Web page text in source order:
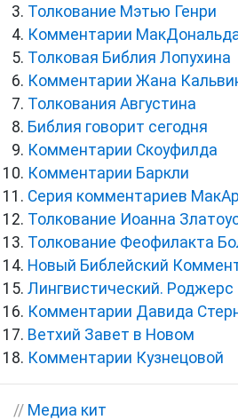
Толкование Мэтью Генри
Комментарии
Толковая Библия Лопухина
Комментарии Жана
Толкования Августина
Библия говорит сегодня
Комментарии Скоуфилда
Комментарии Баркли
Серия комментариев
Толкование Иоанна
Толкование Феофилакта
Новый Библейский
Лингвистический. Роджерс
Комментарии Давида
Ветхий Завет в Новом
Комментарии Кузнецовой
// Медиа кит